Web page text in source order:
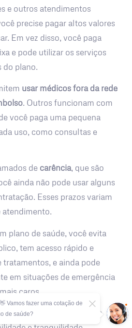
e outros atendimentos
precise pagar altos valores
Em vez disso, você paga
e pode utilizar os serviços
do plano.
usar médicos fora da rede
. Outros funcionam com
você paga uma pequena
uso, como consultas e
de carência, que são
ainda não pode usar alguns
Esses prazos variam
plano de saúde, você evita
tem acesso rápido e
tratamentos, e ainda pode
em situações de emergência
caros.
da sua saúde com mais
Vamos fazer uma cotação de
de saúde?